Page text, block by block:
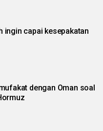
ingin capai kesepakatan
dengan Oman soal